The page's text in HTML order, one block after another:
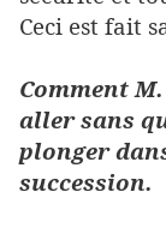
Ceci est fait
Comment
aller sans
plonger
succession.